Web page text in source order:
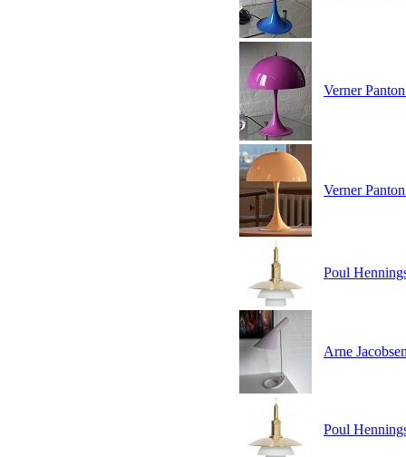
Verner
Verner
Poul
Arne
Poul